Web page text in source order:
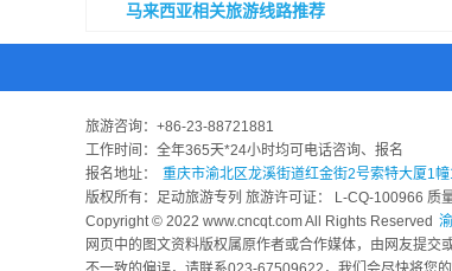
马来西亚相关旅游线路推荐
旅游咨询： +86-23-88721881
工作时间：全年365天*24小时均可电话咨询、报名
报名地址：
重庆市渝北区龙溪街道红金街2号索特大厦1
版权所有：足动旅游专列 旅游许可证： L-CQ-100966 质
Copyright © 2022 www.cncqt.com All Rights Reserved
网页中的图文资料版权属原作者或合作媒体，由网友提